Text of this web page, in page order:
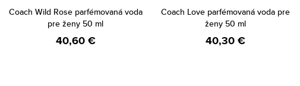
Coach Wild Rose parfémovaná voda
pre ženy 50 ml
40,60 €
Coach Love parfémovaná voda pre
ženy 50 ml
40,30 €